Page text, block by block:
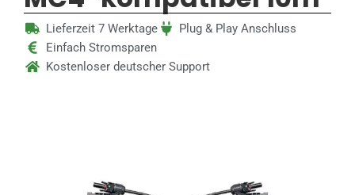
Lieferzeit 7 Werktage
Plug & Play Anschluss
Einfach Stromsparen
Kostenloser deutscher Support